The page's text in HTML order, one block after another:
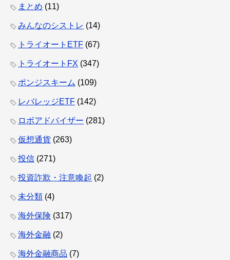
まとめ (11)
みんなのシストレ (14)
トライオートETF (67)
トライオートFX (347)
ポンジスキーム (109)
レバレッジETF (142)
ロボアドバイザー (281)
仮想通貨 (263)
投信 (271)
投資詐欺・注意喚起 (2)
未分類 (4)
海外保険 (317)
海外金融 (2)
海外金融商品 (7)